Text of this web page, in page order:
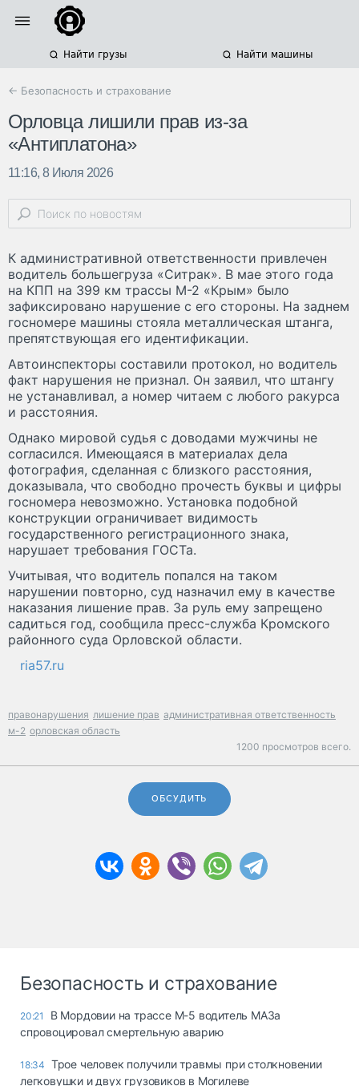
Найти грузы Найти машины
← Безопасность и страхование
Орловца лишили прав из-за
«Антиплатона»
11:16, 8 Июля 2026
К административной ответственности привлечен
водитель большегруза «Ситрак». В мае этого года
на КПП на 399 км трассы М-2 «Крым» было
зафиксировано нарушение с его стороны. На заднем
госномере машины стояла металлическая штанга,
препятствующая его идентификации.
Автоинспекторы составили протокол, но водитель
факт нарушения не признал. Он заявил, что штангу
не устанавливал, а номер читаем с любого ракурса
и расстояния.
Однако мировой судья с доводами мужчины не
согласился. Имеющаяся в материалах дела
фотография, сделанная с близкого расстояния,
доказывала, что свободно прочесть буквы и цифры
госномера невозможно. Установка подобной
конструкции ограничивает видимость
государственного регистрационного знака,
нарушает требования ГОСТа.
Учитывая, что водитель попался на таком
нарушении повторно, суд назначил ему в качестве
наказания лишение прав. За руль ему запрещено
садиться год, сообщила пресс-служба Кромского
районного суда Орловской области.
ria57.ru
правонарушения лишение прав административная ответственность
м-2 орловская область
1200 просмотров всего.
ОБСУДИТЬ
Безопасность и страхование
20:21
В Мордовии на трассе М-5 водитель МАЗа
спровоцировал смертельную аварию
18:34 Трое человек получили травмы при столкновении
легковушки и двух грузовиков в Могилеве